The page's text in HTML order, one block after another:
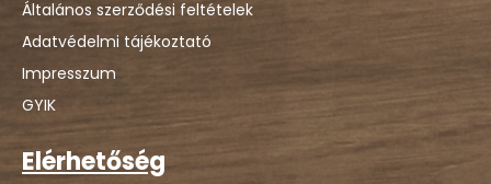
Általános szerződési feltételek
Adatvédelmi tájékoztató
Impresszum
GYIK
Elérhetőség